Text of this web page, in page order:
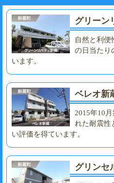
グリーン
自然と利便
の日当たり
います。
ベレオ新
2015年10
れた耐震性
い評価を得ています。
グリンセ